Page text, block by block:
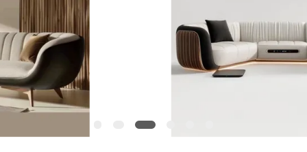
NAMI
AKTUALNOŚCI
WSZYSTKIE